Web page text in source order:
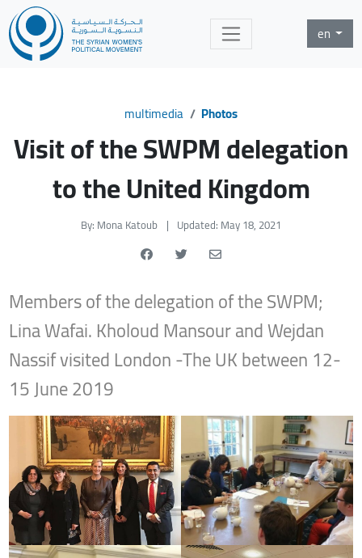
en
multimedia Photos
Visit of the SWPM delegation
to the United Kingdom
By: Mona Katoub | Updated: May 18, 2021
Members of the delegation of the SWPM;
Lina Wafai. Kholoud Mansour and Wejdan
Nassif visited London -The UK between 12-
15 June 2019